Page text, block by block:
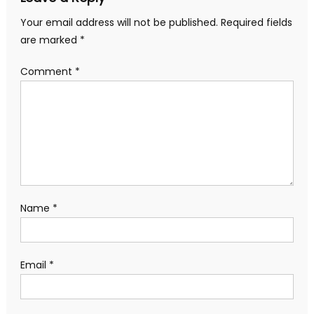
Your email address will not be published. Required fields
are marked *
Comment *
Name *
Email *